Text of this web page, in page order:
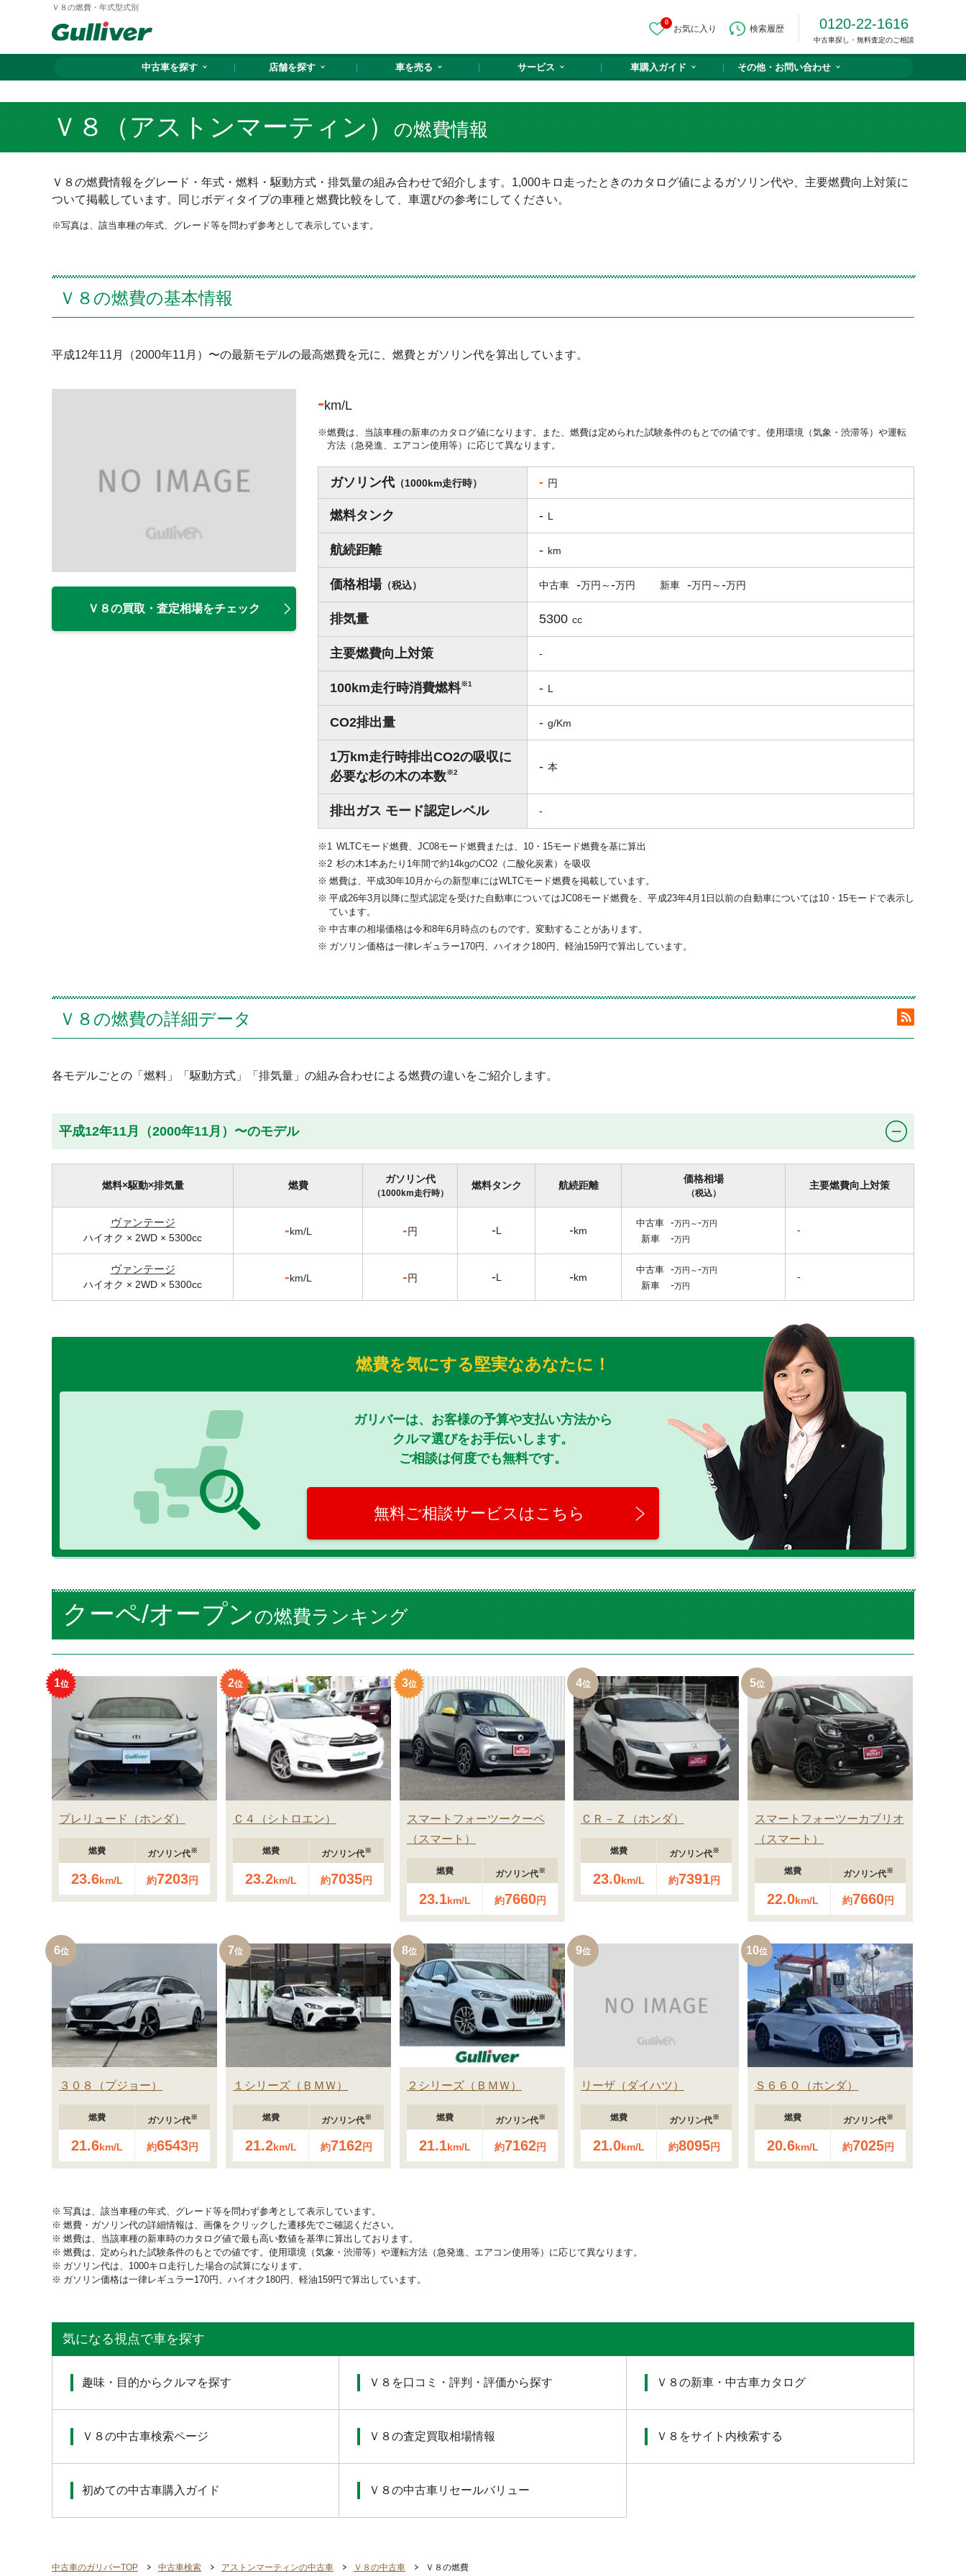
Ｖ８の燃費・年式型式別
0
お気に入り 検索履歴 0120-22-1616
中古車探し・無料査定のご相談
中古車を探す 店舗を探す 車を売る サービス 車購入ガイド その他・ お問い合わせ
Ｖ８（アストンマーティン）の燃費情報
Ｖ８の燃費情報をグレード・年式・燃料・駆動方式・排気量の組み合わせで紹介します。1,000キロ走ったときのカタログ値によるガソリン代や、主要燃費向上対策に
ついて掲載しています。同じボディタイプの車種と燃費比較をして、車選びの参考にしてください。
写真は、該当車種の年式、グレード等を問わず参考として表示しています。
Ｖ８の燃費の基本情報
平成12年11月（2000年11月）〜の最新モデルの最高燃費を元に、燃費とガソリン代を算出しています。
Ｖ８の買取・査定相場をチェック
-km/L
燃費は、当該車種の新車のカタログ値になります。また、燃費は定められた試験条件のもとでの値です。使用環境（気象・渋滞等）や運転
方法（急発進、エアコン使用等）に応じて異なります。
ガソリン代 （1000km走行時） - 円
燃料タンク - L
航続距離 - km
価格相場（税込） 中古車 - - 新車 - -
排気量 5300 cc
主要燃費向上対策 -
100km走行時消費燃料※1 - L
CO2排出量 - g/Km
1万km走行時排出CO2の吸収に
必要な杉の木の本数※2 - 本
排出ガス モード認定レベル -
WLTCモード燃費、JC08モード燃費または、10・15モード燃費を基に算出
杉の木1本あたり1年間で約14kgのCO2（二酸化炭素）を吸収
燃費は、平成30年10月からの新型車にはWLTCモード燃費を掲載しています。
平成26年3月以降に型式認定を受けた自動車についてはJC08モード燃費を、平成23年4月1日以前の自動車については10・15モードで表示し
ています。
中古車の相場価格は令和8年6月時点のものです。変動することがあります。
ガソリン価格は一律レギュラー170円、ハイオク180円、軽油159円で算出しています。
Ｖ８の燃費の詳細データ
各モデルごとの「燃料」「駆動方式」「排気量」の組み合わせによる燃費の違いをご紹介します。
平成12年11月（2000年11月）〜のモデル
燃料×駆動×排気量 燃費
ガソリン代
（1000km走行時）
燃料タンク 航続距離
価格相場
（税込）
主要燃費向上対策
ヴァンテージ
ハイオク × 2WD × 5300cc -km/L -円 -L -km
中古車 - -
新車 -
-
ヴァンテージ
ハイオク × 2WD × 5300cc -km/L -円 -L -km
中古車 - -
新車 -
-
燃費を気にする堅実なあなたに！
ガリバーは、お客様の予算や支払い方法から
クルマ選びをお手伝いします。
ご相談は何度でも無料です。
無料ご相談サービスはこちら
クーペ/オープンの燃費ランキング
1
プレリュード ホンダ
燃費
23.6km/L
ガソリン代※
約7203円
2
Ｃ４ シトロエン
燃費
23.2km/L
ガソリン代※
約7035円
3
スマートフォーツークーペ
スマート
燃費
23.1km/L
ガソリン代※
約7660円
4
ＣＲ－Ｚ ホンダ
燃費
23.0km/L
ガソリン代※
約7391円
5
スマートフォーツーカブリオ
スマート
燃費
22.0km/L
ガソリン代※
約7660円
6
３０８ プジョー
燃費
21.6km/L
ガソリン代※
約6543円
7
１シリーズ ＢＭＷ
燃費
21.2km/L
ガソリン代※
約7162円
8
２シリーズ ＢＭＷ
燃費
21.1km/L
ガソリン代※
約7162円
9
リーザ ダイハツ
燃費
21.0km/L
ガソリン代※
約8095円
10
Ｓ６６０ ホンダ
燃費
20.6km/L
ガソリン代※
約7025円
写真は、該当車種の年式、グレード等を問わず参考として表示しています。
燃費・ガソリン代の詳細情報は、画像をクリックした遷移先でご確認ください。
燃費は、当該車種の新車時のカタログ値で最も高い数値を基準に算出しております。
燃費は、定められた試験条件のもとでの値です。使用環境（気象・渋滞等）や運転方法（急発進、エアコン使用等）に応じて異なります。
ガソリン代は、1000キロ走行した場合の試算になります。
ガソリン価格は一律レギュラー170円、ハイオク180円、軽油159円で算出しています。
気になる視点で車を探す
趣味・目的からクルマを探す Ｖ８を口コミ・評判・評価から探す Ｖ８の新車・中古車カタログ
Ｖ８の中古車検索ページ Ｖ８の査定買取相場情報 Ｖ８をサイト内検索する
初めての中古車購入ガイド Ｖ８の中古車リセールバリュー
中古車のガリバーTOP 中古車検索 アストンマーティンの中古車 Ｖ８の中古車 Ｖ８の燃費